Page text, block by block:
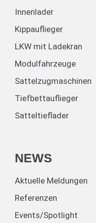
Innenlader
Kippauflieger
LKW mit Ladekran
Modulfahrzeuge
Sattelzugmaschinen
Tiefbettauflieger
Satteltieflader
NEWS
Aktuelle Meldungen
Referenzen
Events/Spotlight